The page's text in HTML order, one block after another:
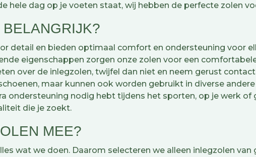
dag op je voeten staat, wij hebben de perfecte zolen
detail en bieden optimaal comfort en ondersteuning voor
eigenschappen zorgen onze zolen voor een
over de inlegzolen, twijfel dan niet en neem gerust
maar kunnen ook worden gebruikt in diverse
ondersteuning nodig hebt tijdens het sporten, op je werk
die je zoekt.
MEE?
wat we doen. Daarom selecteren we alleen inlegzolen